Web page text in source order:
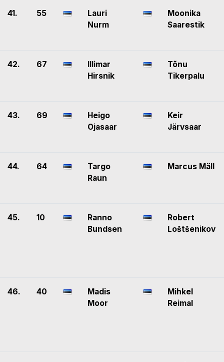
41. 55
Lauri
Nurm
Moonika
Saarestik
42. 67
Illimar
Hirsnik
Tõnu
Tikerpalu
43. 69
Heigo
Ojasaar
Keir
Järvsaar
44. 64
Targo
Raun
Marcus Mäll
45. 10
Ranno
Bundsen
Robert
Loštšenikov
46. 40
Madis
Moor
Mihkel
Reimal